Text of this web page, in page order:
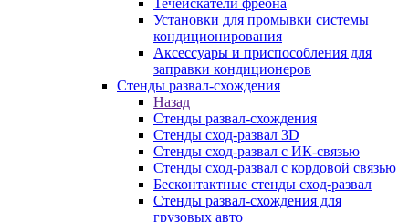
Течеискатели фреона
Установки для промывки системы
кондиционирования
Аксессуары и приспособления для
заправки кондиционеров
Стенды развал-схождения
Назад
Стенды развал-схождения
Стенды сход-развал 3D
Стенды сход-развал с ИК-связью
Стенды сход-развал с кордовой связью
Бесконтактные стенды сход-развал
Стенды развал-схождения для
грузовых авто